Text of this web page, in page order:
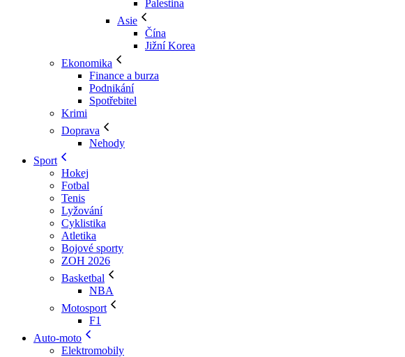
Palestina
Asie
Čína
Jižní Korea
Ekonomika
Finance a burza
Podnikání
Spotřebitel
Krimi
Doprava
Nehody
Sport
Hokej
Fotbal
Tenis
Lyžování
Cyklistika
Atletika
Bojové sporty
ZOH 2026
Basketbal
NBA
Motosport
F1
Auto-moto
Elektromobily